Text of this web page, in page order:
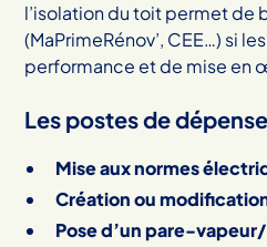
l’isolation du toit permet de
(MaPrimeRénov’, CEE…) si
performance et de mise en
Les postes de
Mise aux normes
Création ou
Pose d’un pare-